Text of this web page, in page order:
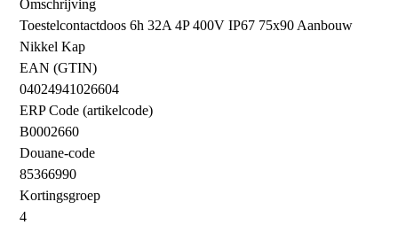
Omschrijving
Toestelcontactdoos 6h 32A 4P 400V IP67 75x90 Aanbouw
Nikkel Kap
EAN (GTIN)
04024941026604
ERP Code (artikelcode)
B0002660
Douane-code
85366990
Kortingsgroep
4